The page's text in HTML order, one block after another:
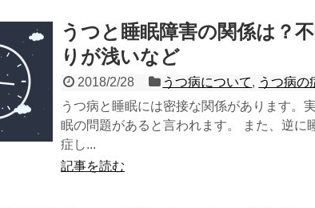
うつと睡眠障害の関係は？
りが浅いなど
2018/2/28 うつ病について, うつ病の
うつ病と睡眠には密接な関係があります。
眠の問題があると言われます。 また、逆に
症し...
記事を読む